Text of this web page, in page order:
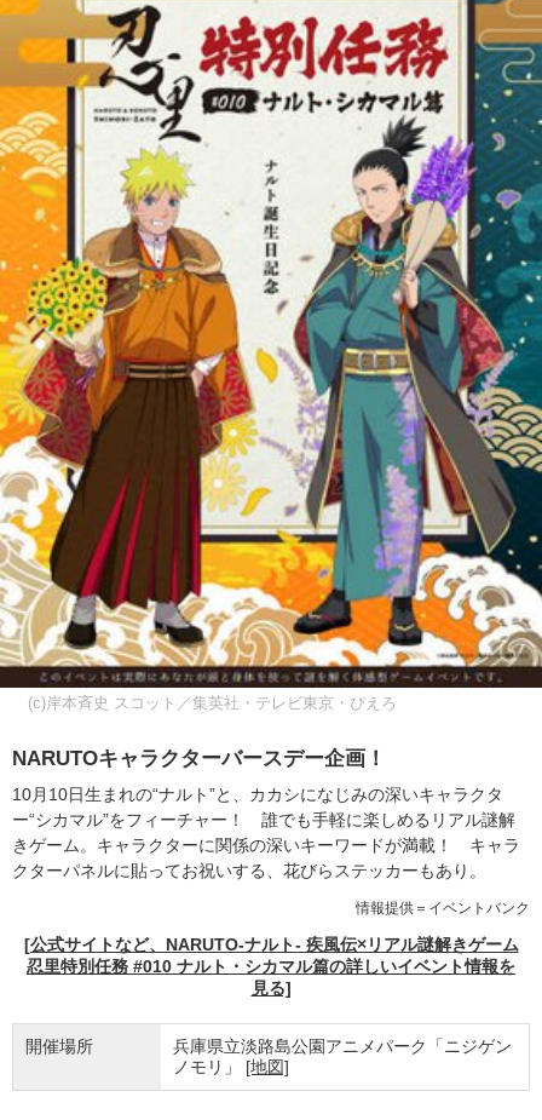
(c)岸本斉史 スコット／集英社・テレビ東京・ぴえろ
NARUTOキャラクターバースデー企画！
10月10日生まれの“ナルト”と、カカシになじみの深いキャラクタ
ー“シカマル”をフィーチャー！ 誰でも手軽に楽しめるリアル謎解
きゲーム。キャラクターに関係の深いキーワードが満載！ キャラ
クターパネルに貼ってお祝いする、花びらステッカーもあり。
情報提供＝イベントバンク
[公式サイトなど、NARUTO-ナルト- 疾風伝×リアル謎解きゲーム
忍里特別任務 #010 ナルト・シカマル篇の詳しいイベント情報を
見る]
開催場所
兵庫県立淡路島公園アニメパーク「ニジゲン
ノモリ」 [地図]